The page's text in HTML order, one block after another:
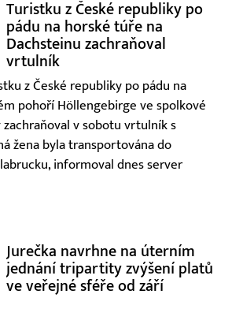
Turistku z České republiky po
pádu na horské túře na
Dachsteinu zachraňoval
vrtulník
z České republiky po pádu na
pohoří Höllengebirge ve spolkové
zachraňoval v sobotu vrtulník s
žena byla transportována do
informoval dnes server
Jurečka navrhne na úterním
jednání tripartity zvýšení platů
ve veřejné sféře od září